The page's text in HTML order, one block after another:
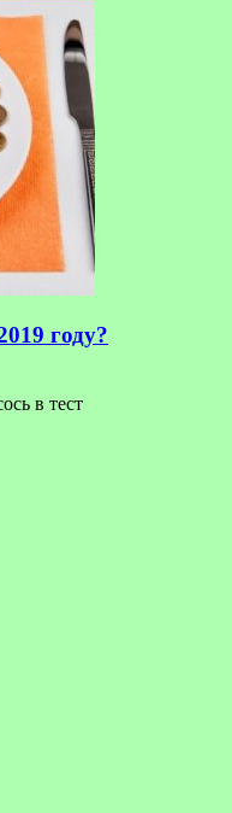
году?